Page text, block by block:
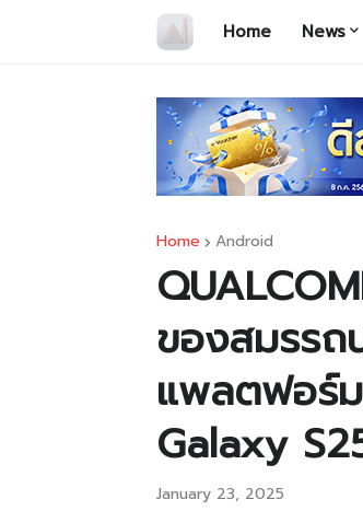
Home News
Home Android
ของสมรรถ
แพลตฟอร์
Galaxy
January 23, 2025